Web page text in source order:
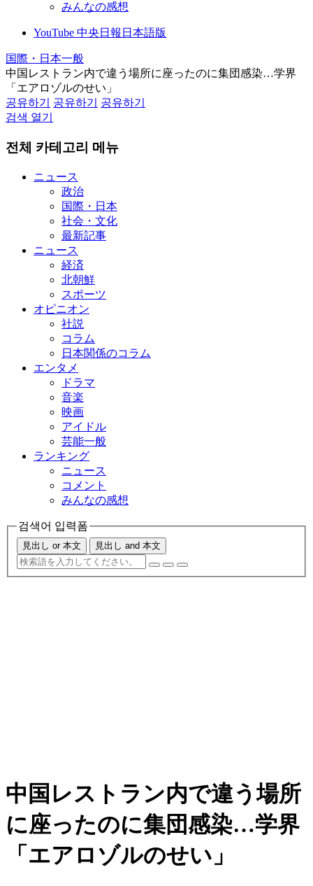
みんなの感想
YouTube 中央日報日本語版
国際・日本一般
中国レストラン内で違う場所に座ったのに集団感染…学界
「エアロゾルのせい」
공유하기
공유하기
공유하기
검색 열기
전체 카테고리 메뉴
ニュース
政治
国際・日本
社会・文化
最新記事
ニュース
経済
北朝鮮
スポーツ
オピニオン
社説
コラム
日本関係のコラム
エンタメ
ドラマ
音楽
映画
アイドル
芸能一般
ランキング
ニュース
コメント
みんなの感想
검색어 입력폼
見出し or 本文 見出し and 本文
中国レストラン内で違う場所
に座ったのに集団感染…学界
「エアロゾルのせい」